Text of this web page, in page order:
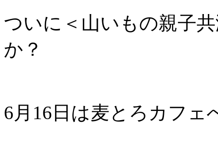
ついに＜山いもの親子
か？
6月16日は麦とろカフェ